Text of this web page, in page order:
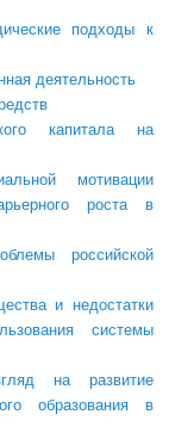
подходы к
деятельность
капитала на
мотивации
роста в
российской
и недостатки
системы
на развитие
образования в